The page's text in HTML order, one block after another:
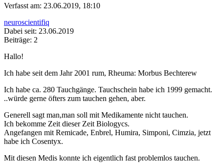
Verfasst am: 23.06.2019, 18:10
neuroscientifiq
Dabei seit: 23.06.2019
Beiträge: 2
Hallo!
Ich habe seit dem Jahr 2001 rum, Rheuma: Morbus Bechterew
Ich habe ca. 280 Tauchgänge. Tauchschein habe ich 1999 gemacht.
..würde gerne öfters zum tauchen gehen, aber.
Generell sagt man,man soll mit Medikamente nicht tauchen.
Ich bekomme Zeit dieser Zeit Biologycs.
Angefangen mit Remicade, Enbrel, Humira, Simponi, Cimzia, jetzt
habe ich Cosentyx.
Mit diesen Medis konnte ich eigentlich fast problemlos tauchen.